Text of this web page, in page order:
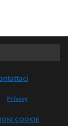
Privacy
COOKIE